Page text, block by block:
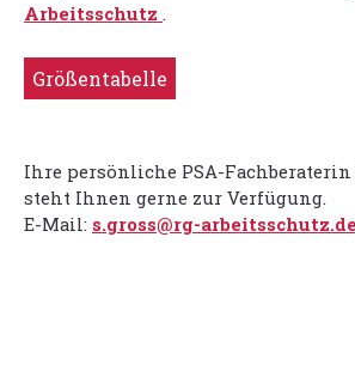
Arbeitsschutz .
Größentabelle
Ihre persönliche PSA-Fachberaterin
steht Ihnen gerne zur Verfügung.
E-Mail: s.gross@rg-arbeitsschutz.de